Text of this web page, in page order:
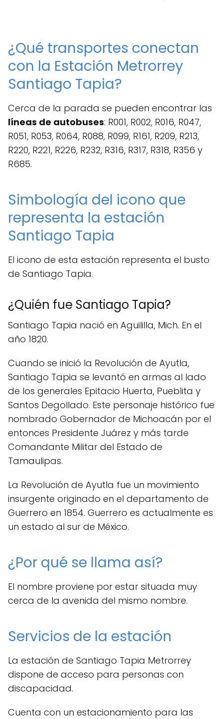
¿Qué transportes conectan
con la Estación Metrorrey
Santiago Tapia?
Cerca de la parada se pueden encontrar las
líneas de autobuses: R001, R002, R016, R047,
R051, R053, R064, R088, R099, R161, R209, R213,
R220, R221, R226, R232, R316, R317, R318, R356 y
R685.
Simbología del icono que
representa la estación
Santiago Tapia
El icono de esta estación representa el busto
de Santiago Tapia.
¿Quién fue Santiago Tapia?
Santiago Tapia nació en Aguililla, Mich. En el
año 1820.
Cuando se inició la Revolución de Ayutla,
Santiago Tapia se levantó en armas al lado
de los generales Epitacio Huerta, Pueblita y
Santos Degollado. Este personaje histórico fue
nombrado Gobernador de Michoacán por el
entonces Presidente Juárez y más tarde
Comandante Militar del Estado de
Tamaulipas.
La Revolución de Ayutla fue un movimiento
insurgente originado en el departamento de
Guerrero en 1854. Guerrero es actualmente es
un estado al sur de México.
¿Por qué se llama así?
El nombre proviene por estar situada muy
cerca de la avenida del mismo nombre.
Servicios de la estación
La estación de Santiago Tapia Metrorrey
dispone de acceso para personas con
discapacidad.
Cuenta con un estacionamiento para las